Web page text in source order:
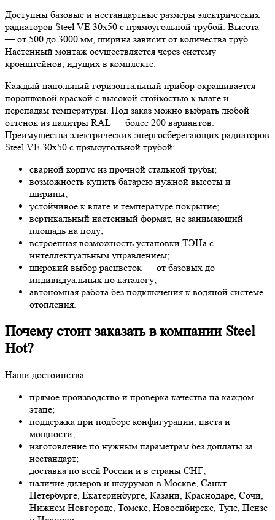
Доступны базовые и нестандартные размеры электрических
радиаторов Steel VE 30х50 с прямоугольной трубой. Высота
— от 500 до 3000 мм, ширина зависит от количества труб.
Настенный монтаж осуществляется через систему
кронштейнов, идущих в комплекте.
Каждый напольный горизонтальный прибор окрашивается
порошковой краской с высокой стойкостью к влаге и
перепадам температуры. Под заказ можно выбрать любой
оттенок из палитры RAL — более 200 вариантов.
Преимущества электрических энергосберегающих радиаторов
Steel VE 30х50 с прямоугольной трубой:
сварной корпус из прочной стальной трубы;
возможность купить батарею нужной высоты и
ширины;
устойчивое к влаге и температуре покрытие;
вертикальный настенный формат, не занимающий
площадь на полу;
встроенная возможность установки ТЭНа с
интеллектуальным управлением;
широкий выбор расцветок — от базовых до
индивидуальных по каталогу;
автономная работа без подключения к водяной системе
отопления.
Почему стоит заказать в компании Steel
Hot?
Наши достоинства:
прямое производство и проверка качества на каждом
этапе;
поддержка при подборе конфигурации, цвета и
мощности;
изготовление по нужным параметрам без доплаты за
нестандарт;
доставка по всей России и в страны СНГ;
наличие дилеров и шоурумов в Москве, Санкт-
Петербурге, Екатеринбурге, Казани, Краснодаре, Сочи,
Нижнем Новгороде, Томске, Новосибирске, Туле, Пензе